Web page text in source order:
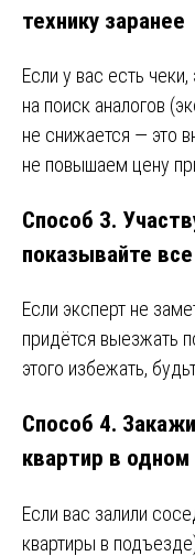
технику заранее
Если у вас есть
на поиск аналогов
не снижается — это
не повышаем цену
Способ 3.
показывайте
Если эксперт не
придётся выезжать
этого избежать,
Способ 4.
квартир в
Если вас залили
квартиры в